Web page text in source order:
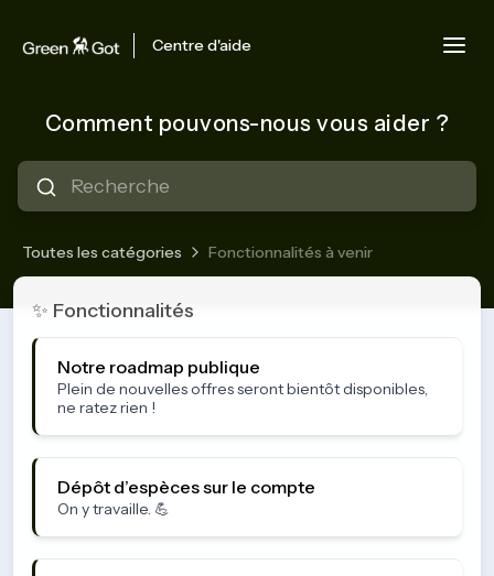
Centre d'aide
Comment pouvons-nous vous aider ?
Toutes les catégories Fonctionnalités à venir
Fonctionnalités à venir
✨ Fonctionnalités
Notre roadmap publique
Plein de nouvelles offres seront bientôt disponibles,
ne ratez rien !
Dépôt d’espèces sur le compte
On y travaille. 💪